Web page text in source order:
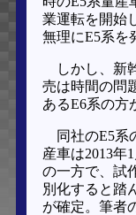
業運転を開始
無理にE5系を
しかし、新
売は時間の問
あるE6系の方
同社のE5系
産車は2013年
の一方で、試
別化すると踏
が確定。筆者